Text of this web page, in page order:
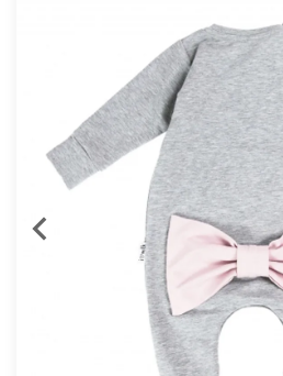
Doplňky
Dárkové
balení